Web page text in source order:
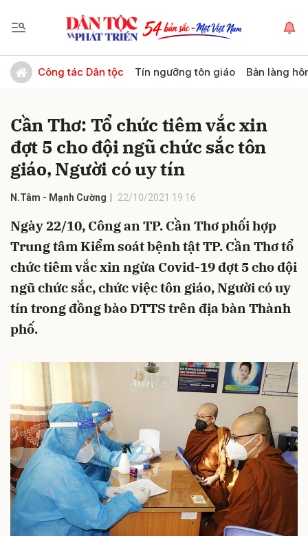
Công tác Dân tộc Tín ngưỡng tôn giáo Bản làng
Cần Thơ: Tổ chức tiêm vắc xin
đợt 5 cho đội ngũ chức sắc tôn
giáo, Người có uy tín
N.Tâm - Mạnh Cường 22/10/2021 19:16
Ngày 22/10, Công an TP. Cần Thơ phối hợp
Trung tâm Kiểm soát bệnh tật TP. Cần Thơ tổ
chức tiêm vắc xin ngừa Covid-19 đợt 5 cho đội
ngũ chức sắc, chức việc tôn giáo, Người có uy
tín trong đồng bào DTTS trên địa bàn Thành
phố.
Gửi bình luận